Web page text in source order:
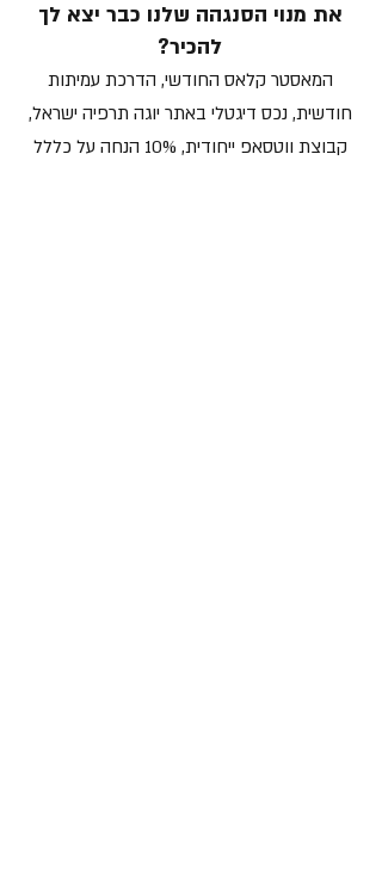
את מנוי הסנגהה שלנו כבר יצא לך
להכיר?
המאסטר קלאס החודשי, הדרכת עמיתות
חודשית, נכס דיגטלי באתר יוגה תרפיה ישראל,
קבוצת ווטסאפ ייחודית, 10% הנחה על כללל